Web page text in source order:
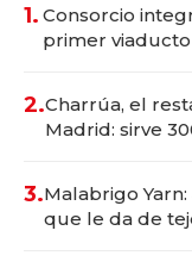
1. Consorcio
primer
2.Charrúa, el
Madrid: sirve
3.Malabrigo
que le da de